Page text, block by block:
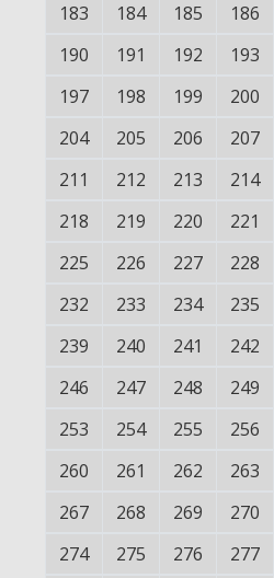
183
184 185 186
190
191 192 193
197
198 199 200
204
205 206 207
211
212 213 214
218
219 220 221
225
226 227 228
232
233 234 235
239
240 241 242
246
247 248 249
253
254 255 256
260
261 262 263
267
268 269 270
274
275 276 277